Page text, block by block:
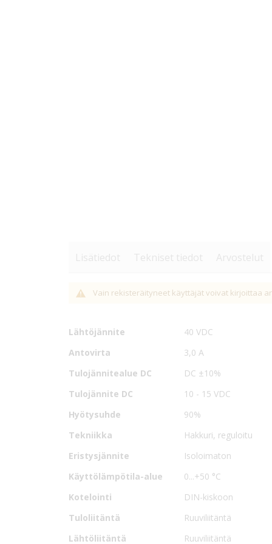
SUP 120W sarjan DIN-kiskoon asennettavat DC/
mitä moninaisenpien laitteiden tehonsyöttöön.
Muuntimilla ei ole minikuormavaatimusta.
Teollisuus- ja ajoneuvosovelluksiin suunnitellut
kiinnitettävään koteloon. Muuntimen tulo- ja
Tekniset
tiedot
Nimike
SUP3-1240
Lähtöjännite
40 VDC
Antovirta
3,0 A
Tulojännitealue DC
DC ±10%
Tulojännite DC
10 - 15 VDC
Hyötysuhde
90%
Tekniikka
Hakkuri, reguloitu
Eristysjännite
Isoloimaton
Käyttölämpötila-alue
0...+50 °C
Kotelointi
DIN-kiskoon
Tuloliitäntä
Ruuviliitäntä
Lähtöliitäntä
Ruuviliitäntä
Vain rekisteräityneet käyttäjät voivat kirjoittaa